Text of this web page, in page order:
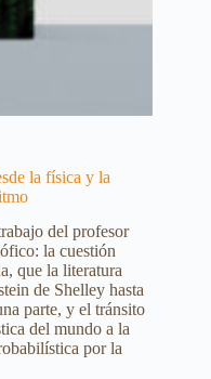
la física y la
del profesor
la cuestión
que la literatura
de Shelley hasta
parte, y el tránsito
del mundo a la
por la